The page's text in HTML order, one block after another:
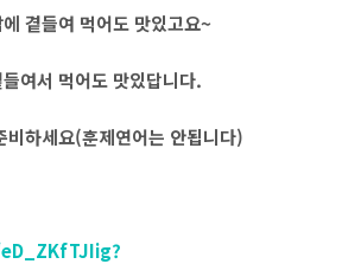
곁들여 먹어도 맛있고요~
여서 먹어도 맛있답니다.
비하세요(훈제연어는 안됩니다)